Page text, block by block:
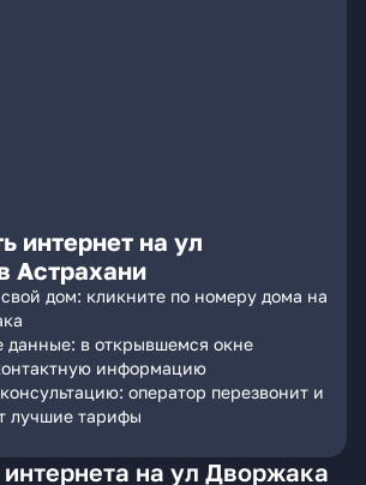
интернет на ул
Астрахани
дом: кликните по номеру дома на
данные: в открывшемся окне
информацию
оператор перезвонит и
лучшие тарифы
на ул Дворжака